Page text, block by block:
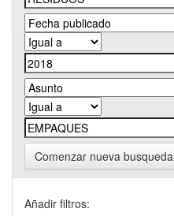
Comenzar nueva busqueda
Añadir filtros: